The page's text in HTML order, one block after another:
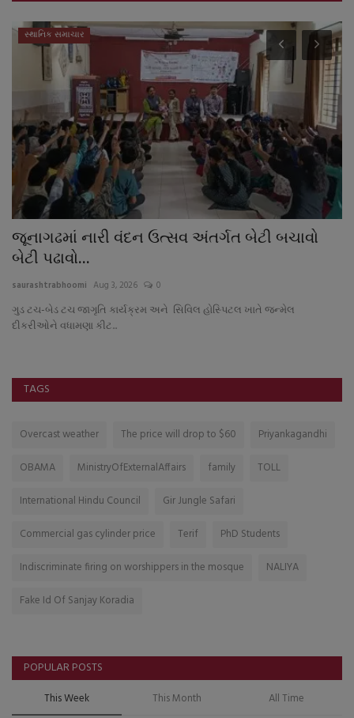
જુનાગઢ
અષાઢ માસમાં મેઘરાજાએ નિરાશ કર્યા : માત્ર
ઝાપટારૂપે વરસાદ
saurashtrabhoomi Aug 5, 2026 0
૯ પૈકી ૬ તાલુકામાં પ૦ ટકા કરતા પણ ઓછો વરસાદ : ચિંતાજનક સ્થિતી
TAGS
Overcast weather The price will drop to $60
Priyankagandhi
OBAMA
MinistryOfExternalAffairs family
TOLL
International Hindu Council
Gir Jungle Safari
Commercial gas cylinder price
Terif
PhD Students
Indiscriminate firing on worshippers in the mosque
NALIYA
Fake Id Of Sanjay Koradia
POPULAR POSTS
This Week This Month All Time